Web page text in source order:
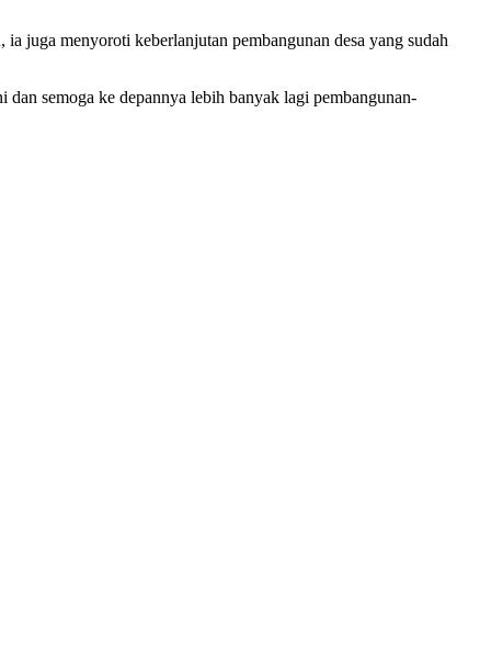
juga menyoroti keberlanjutan pembangunan desa yang sudah
dan semoga ke depannya lebih banyak lagi pembangunan-